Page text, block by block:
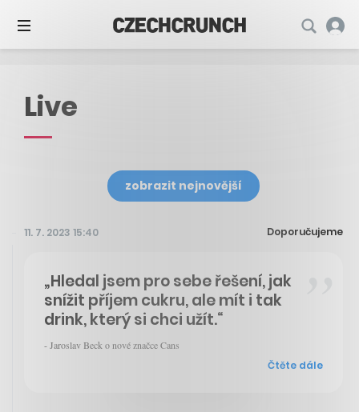
Live
zobrazit nejnovější
11. 7. 2023 15:40 Doporučujeme
„Hledal jsem pro sebe řešení, jak
snížit příjem cukru, ale mít i tak
drink, který si chci užít.“
- Jaroslav Beck o nové značce Cans
Čtěte dále